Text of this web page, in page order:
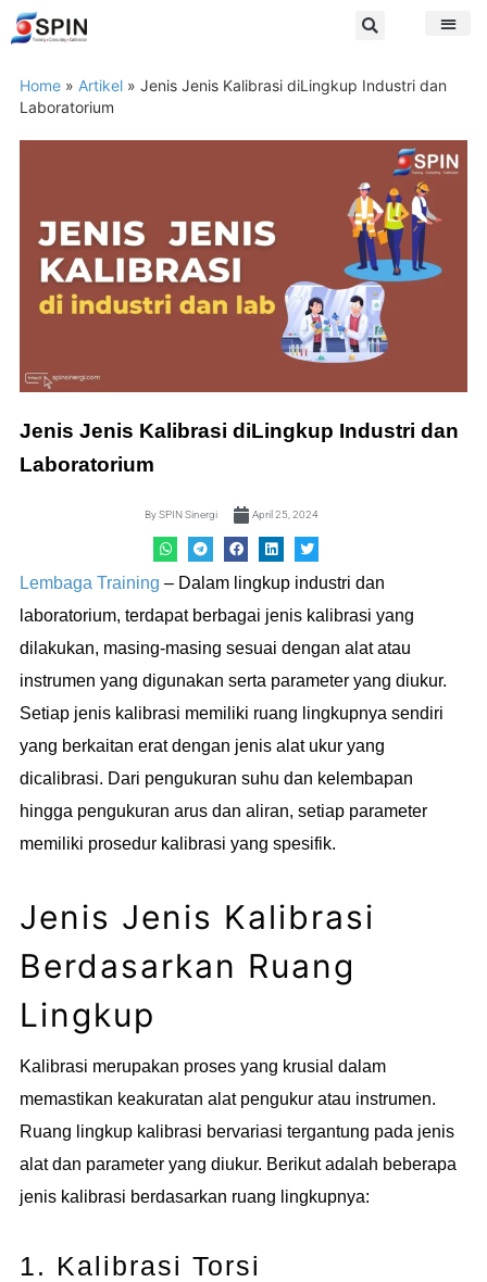
Home » Artikel » Jenis Jenis Kalibrasi diLingkup Industri dan
Laboratorium
Jenis Jenis Kalibrasi diLingkup Industri dan
Laboratorium
BySPIN Sinergi April 25, 2024
Lembaga Training – Dalam lingkup industri dan
laboratorium, terdapat berbagai jenis kalibrasi yang
dilakukan, masing-masing sesuai dengan alat atau
instrumen yang digunakan serta parameter yang diukur.
Setiap jenis kalibrasi memiliki ruang lingkupnya sendiri
yang berkaitan erat dengan jenis alat ukur yang
dicalibrasi. Dari pengukuran suhu dan kelembapan
hingga pengukuran arus dan aliran, setiap parameter
memiliki prosedur kalibrasi yang spesifik.
Jenis Jenis Kalibrasi
Berdasarkan Ruang
Lingkup
Kalibrasi merupakan proses yang krusial dalam
memastikan keakuratan alat pengukur atau instrumen.
Ruang lingkup kalibrasi bervariasi tergantung pada jenis
alat dan parameter yang diukur. Berikut adalah beberapa
jenis kalibrasi berdasarkan ruang lingkupnya:
1. Kalibrasi Torsi